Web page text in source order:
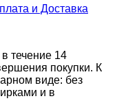
и Доставка
течение 14
покупки. К
виде: без
и в